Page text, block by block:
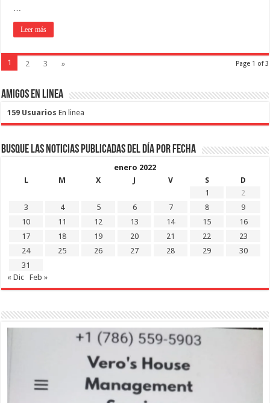
…
Leer más
Page 1 of 3
1 2 3 »
Amigos en Linea
159 Usuarios En linea
Busque las noticias publicadas del día por fecha
enero 2022
L
M X J V S
D
1
2
3
4 5 6 7 8
9
10
11 12 13 14 15
16
17
18 19 20 21 22
23
24
25 26 27 28 29
30
31
« Dic
Feb »